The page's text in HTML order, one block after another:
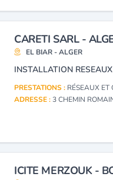
CARETI SARL -
EL BIAR - ALGER
INSTALLATION
PRESTATIONS : RÉSEAUX ET
ADRESSE :3 CHEMIN
ICITE MERZOUK -